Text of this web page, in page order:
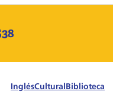
InglésCulturalBiblioteca